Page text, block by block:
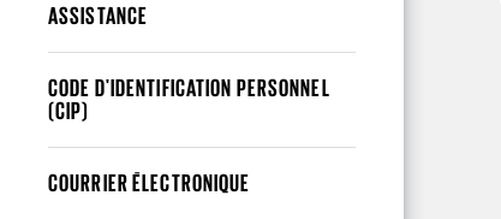
ASSISTANCE
CODE D'IDENTIFICATION PERSONNEL
(CIP)
COURRIER ÉLECTRONIQUE